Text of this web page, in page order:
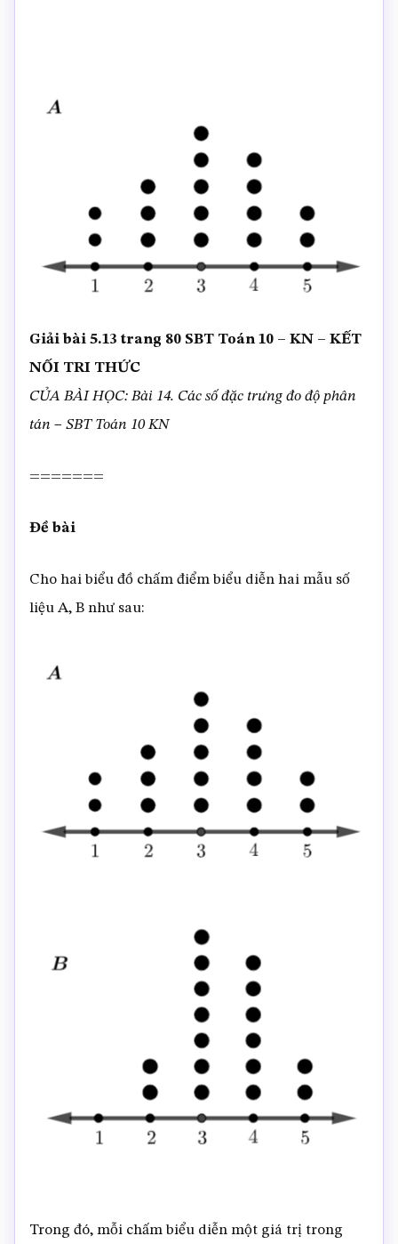
Giải bài 5.13 trang 80 SBT Toán 10 – KN – KẾT
NỐI TRI THỨC
CỦA BÀI HỌC: Bài 14. Các số đặc trưng đo độ phân
tán – SBT Toán 10 KN
=======
Đề bài
Cho hai biểu đồ chấm điểm biểu diễn hai mẫu số
liệu A, B như sau:
Trong đó, mỗi chấm biểu diễn một giá trị trong